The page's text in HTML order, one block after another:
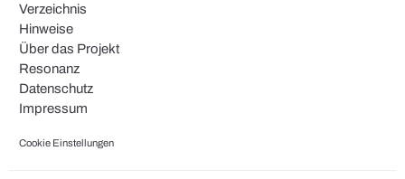
Verzeichnis
Hinweise
Über das Projekt
Resonanz
Datenschutz
Impressum
Cookie Einstellungen